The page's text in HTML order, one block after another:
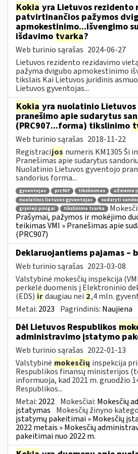
Kokia yra Lietuvos rezidento
patvirtinančios pažymos
apmokestinimo...išvengimo
išdavimo tvarka?
Web turinio sąrašas 2024-06-27
Lietuvos rezidento rezidavimo
pažyma dvigubo apmokestinimo
tikslais Kai Lietuvos juridinis asmuo
Lietuvos gyventojas...
Kokia yra nuolatinio
pranešimo apie sudarytus
(PRC907...forma) tikslinimo
Web turinio sąrašas 2018-11-22
Registracijos numeris KM1305 Ši
Pranešimas apie sudarytus
Nuolatinio Lietuvos gyventojo
sandorius forma...
gyventojas prc907 tikslinimas
užsienio
nuolatinis lietuvos gyventojas
sudaryti
grynieji pinigai
tikslinimo tvarka
Prašymai, pažymos ir mokėjimo
teikimas VMI » Pranešimas apie
(PRC907)
Deklaruojantiems pajamas –
Web turinio sąrašas 2023-03-08
Valstybinė mokesčių inspekcija
perkėlė duomenis į Elektroninio
(EDS) irdaugiau nei 2,4 mln.
Metai: 2023 Pagrindinis: Naujiena
Dėl Lietuvos Respublikos
administravimo įstatymo
Web turinio sąrašas 2022-01-13
Valstybinė mokesčių inspekcija
Respublikos finansų ministerijos
informuoja, kad 2021 m. gruodžio
Respublikos...
Metai: 2022 Mokesčiai: Mokesčių
įstatymas Mokesčių žinyno
įstatymų pakeitimai » Mokesčių
2022 metais » Mokesčių
pakeitimai nuo 2022 m.